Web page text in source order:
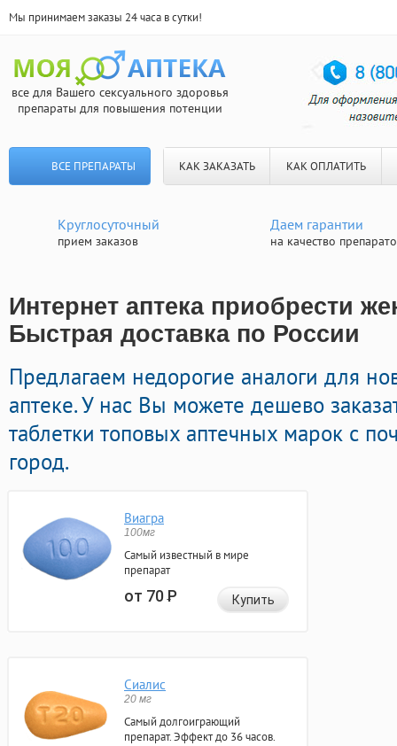
Мы принимаем заказы 24 часа в сутки!
все для Вашего сексуального здоровья
препараты для повышения потенции
ВСЕ ПРЕПАРАТЫ КАК ЗАКАЗАТЬ КАК ОПЛАТИТЬ
Круглосуточный
прием заказов
Даем гарантии
на качество
Интернет аптека приобрести
Быстрая доставка по России
Предлагаем недорогие аналоги для
аптеке. У нас Вы можете дешево
таблетки топовых аптечных марок с
город.
Виагра
100мг
Самый известный в мире
препарат
от 70Р Купить
Сиалис
20 мг
Самый долгоиграющий
препарат. Эффект до 36 часов.